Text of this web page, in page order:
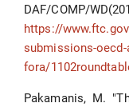
DAF/
https://
submissions-
fora/
Pakamanis, M.